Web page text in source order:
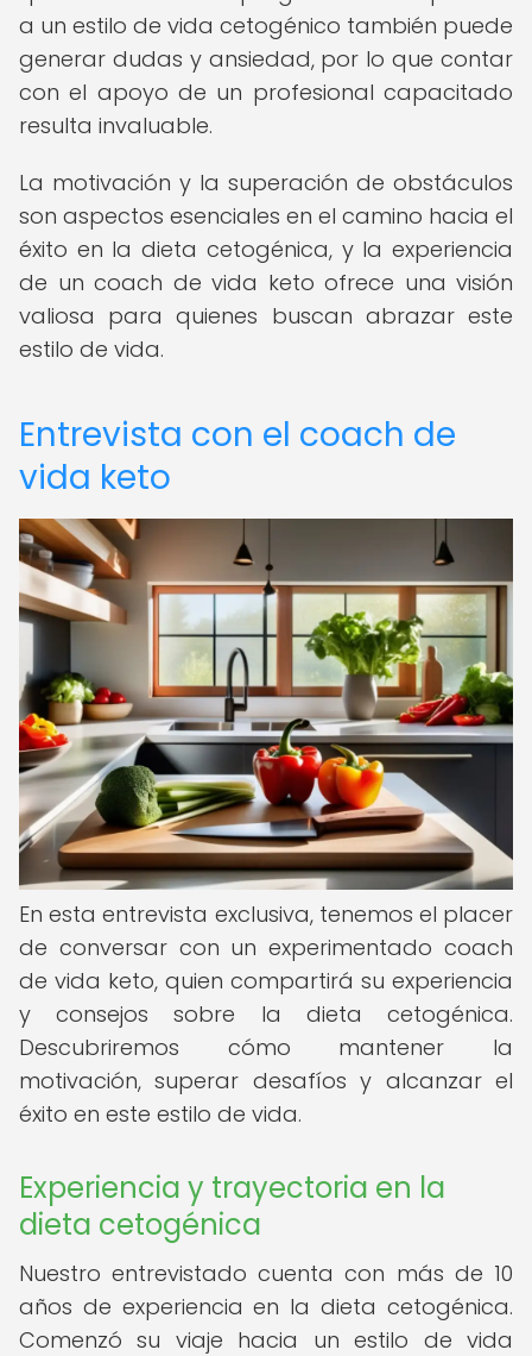
a un estilo de vida cetogénico también puede
generar dudas y ansiedad, por lo que contar
con el apoyo de un profesional capacitado
resulta invaluable.
La motivación y la superación de obstáculos
son aspectos esenciales en el camino hacia el
éxito en la dieta cetogénica, y la experiencia
de un coach de vida keto ofrece una visión
valiosa para quienes buscan abrazar este
estilo de vida.
Entrevista con el coach de
vida keto
En esta entrevista exclusiva, tenemos el placer
de conversar con un experimentado coach
de vida keto, quien compartirá su experiencia
y consejos sobre la dieta cetogénica.
Descubriremos cómo mantener la
motivación, superar desafíos y alcanzar el
éxito en este estilo de vida.
Experiencia y trayectoria en la
dieta cetogénica
Nuestro entrevistado cuenta con más de 10
años de experiencia en la dieta cetogénica.
Comenzó su viaje hacia un estilo de vida